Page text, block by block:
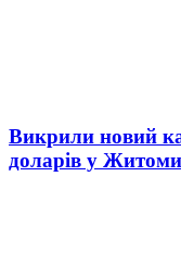
Викрили новий
доларів у